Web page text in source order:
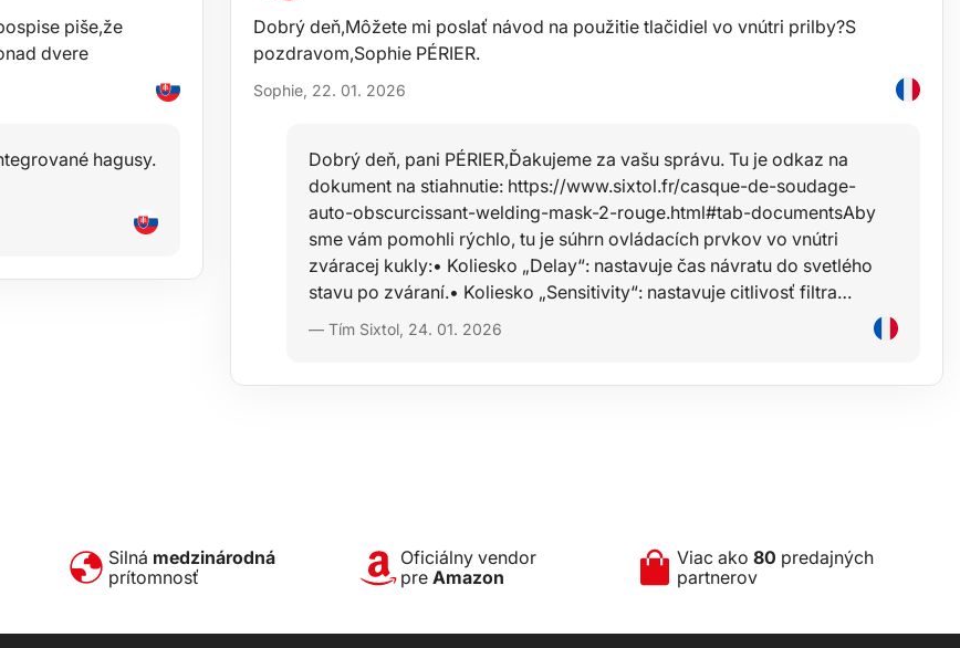
piše,že
dvere
hagusy.
Dobrý deň,Môžete mi poslať návod na použitie tlačidiel vo vnútri prilby?S
pozdravom,Sophie PÉRIER.
Sophie, 22. 01. 2026
Dobrý deň, pani PÉRIER,Ďakujeme za vašu správu. Tu je odkaz na
dokument na stiahnutie: https://www.sixtol.fr/casque-de-soudage-
auto-obscurcissant-welding-mask-2-rouge.html#tab-documentsAby
sme vám pomohli rýchlo, tu je súhrn ovládacích prvkov vo vnútri
zváracej kukly:• Koliesko „Delay“: nastavuje čas návratu do svetlého
stavu po zváraní.• Koliesko „Sensitivity“: nastavuje citlivosť filtra…
— Tím Sixtol, 24. 01. 2026
Silná medzinárodná
prítomnosť
Oficiálny vendor
preAmazon
Viac ako 80 predajných
partnerov